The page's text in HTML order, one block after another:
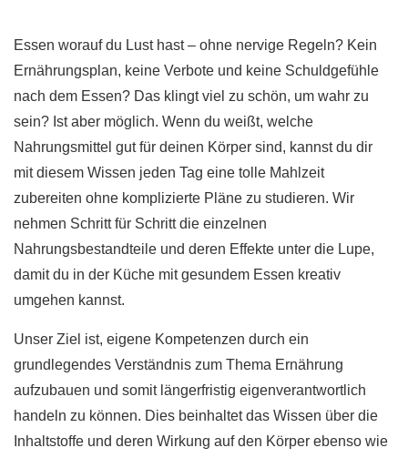
Essen worauf du Lust hast – ohne nervige Regeln? Kein
Ernährungsplan, keine Verbote und keine Schuldgefühle
nach dem Essen? Das klingt viel zu schön, um wahr zu
sein? Ist aber möglich. Wenn du weißt, welche
Nahrungsmittel gut für deinen Körper sind, kannst du dir
mit diesem Wissen jeden Tag eine tolle Mahlzeit
zubereiten ohne komplizierte Pläne zu studieren. Wir
nehmen Schritt für Schritt die einzelnen
Nahrungsbestandteile und deren Effekte unter die Lupe,
damit du in der Küche mit gesundem Essen kreativ
umgehen kannst.
Unser Ziel ist, eigene Kompetenzen durch ein
grundlegendes Verständnis zum Thema Ernährung
aufzubauen und somit längerfristig eigenverantwortlich
handeln zu können. Dies beinhaltet das Wissen über die
Inhaltstoffe und deren Wirkung auf den Körper ebenso wie